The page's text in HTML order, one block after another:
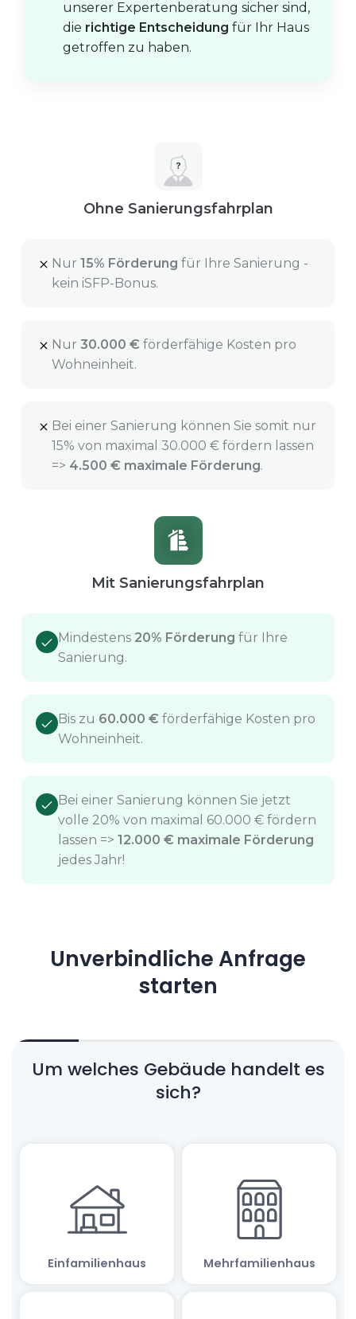
unserer Expertenberatung sicher sind,
die richtige Entscheidung für Ihr Haus
getroffen zu haben.
Ohne Sanierungsfahrplan
Nur 15% Förderung für Ihre Sanierung -
kein iSFP-Bonus.
Nur 30.000 € förderfähige Kosten pro
Wohneinheit.
Bei einer Sanierung können Sie somit nur
15% von maximal 30.000 € fördern lassen
=> 4.500 € maximale Förderung.
Mit Sanierungsfahrplan
Mindestens 20% Förderung für Ihre
Sanierung.
Bis zu 60.000 € förderfähige Kosten pro
Wohneinheit.
Bei einer Sanierung können Sie jetzt
volle 20% von maximal 60.000 € fördern
lassen => 12.000 € maximale Förderung
jedes Jahr!
Unverbindliche Anfrage
starten